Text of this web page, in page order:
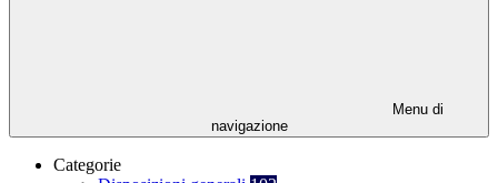
Menu di
navigazione
Categorie